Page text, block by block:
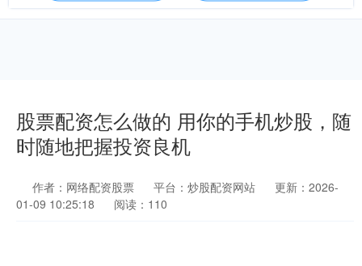
股票配资怎么做的 用你的手机炒股，随
时随地把握投资良机
作者：网络配资股票 平台：炒股配资网站
更新：2026-
01-09 10:25:18
阅读：110